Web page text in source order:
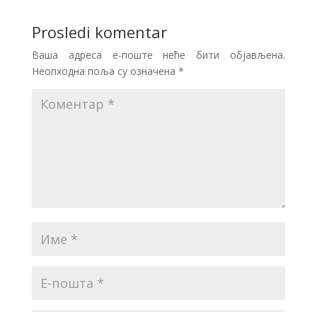
Prosledi komentar
Ваша адреса е-поште неће бити објављена.
Неопходна поља су означена *